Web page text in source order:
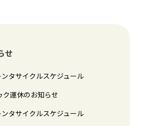
せ
タサイクルスケジュール
運休のお知らせ
タサイクルスケジュール